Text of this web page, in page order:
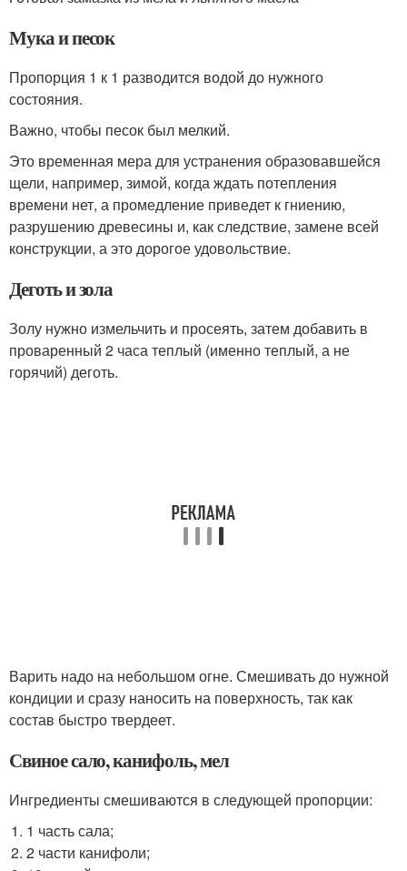
Мука и песок
Пропорция 1 к 1 разводится водой до нужного
состояния.
Важно, чтобы песок был мелкий.
Это временная мера для устранения образовавшейся
щели, например, зимой, когда ждать потепления
времени нет, а промедление приведет к гниению,
разрушению древесины и, как следствие, замене всей
конструкции, а это дорогое удовольствие.
Деготь и зола
Золу нужно измельчить и просеять, затем добавить в
проваренный 2 часа теплый (именно теплый, а не
горячий) деготь.
Варить надо на небольшом огне. Смешивать до нужной
кондиции и сразу наносить на поверхность, так как
состав быстро твердеет.
Свиное сало, канифоль, мел
Ингредиенты смешиваются в следующей пропорции:
1 часть сала;
2 части канифоли;